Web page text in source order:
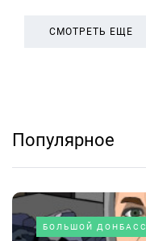
СМОТРЕТЬ ЕЩЕ
Популярное
БОЛЬШОЙ ДОНБАСС